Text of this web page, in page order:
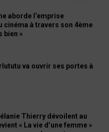
aborde l’emprise
cinéma à travers son 4ème
bien »
va ouvrir ses portes à
Thierry dévoilent au
« La vie d’une femme »